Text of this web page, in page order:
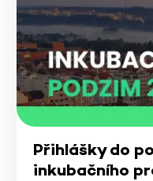
Přihlášky do
inkubačního